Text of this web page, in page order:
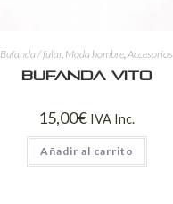
Bufanda / fular, Moda hombre ,Accesorios
Bufanda Vito
15,00€ IVA Inc.
Añadir al carrito